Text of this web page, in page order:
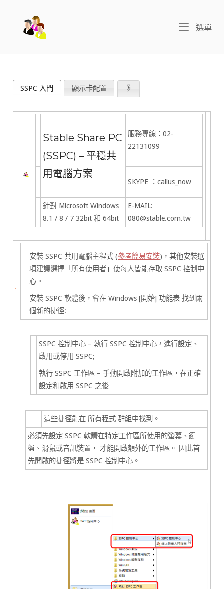
Home
選單
SSPC 入門 顯示卡配置 ☟
Stable Share PC
(SSPC) – 平穩共
用電腦方案
服務專線：02-
22131099
SKYPE ：callus_now
針對 Microsoft Windows
8.1 / 8 / 7 32bit 和 64bit
E-MAIL:
080@stable.com.tw
安裝 SSPC 共用電腦主程式 (參考簡易安裝)，其他安裝選
項建議選擇「所有使用者」使每人皆能存取 SSPC 控制中
心。
安裝 SSPC 軟體後，會在 Windows [開始] 功能表 找到兩
個新的捷徑:
SSPC 控制中心 – 執行 SSPC 控制中心，進行設定、
啟用或停用 SSPC;
執行 SSPC 工作區 – 手動開啟附加的工作區，在正確
設定和啟用 SSPC 之後
這些捷徑能在 所有程式 群組中找到。
必須先設定 SSPC 軟體在特定工作區所使用的螢幕、鍵
盤、滑鼠或音訊裝置， 才能開啟額外的工作區。 因此首
先開啟的捷徑將是SSPC 控制中心。